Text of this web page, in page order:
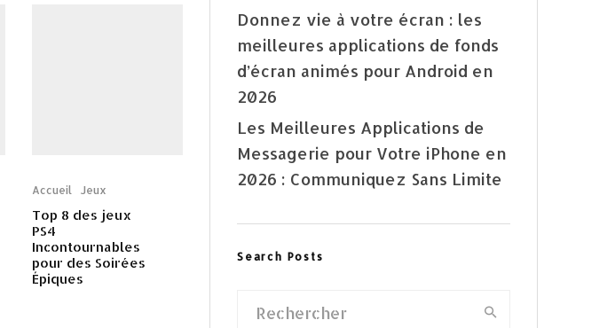
Accueil Jeux
Top 8 des jeux
PS4
Incontournables
pour des Soirées
Épiques
Donnez vie à votre écran : les
meilleures applications de fonds
d’écran animés pour Android en
2026
Les Meilleures Applications de
Messagerie pour Votre iPhone en
2026 : Communiquez Sans Limite
Search Posts